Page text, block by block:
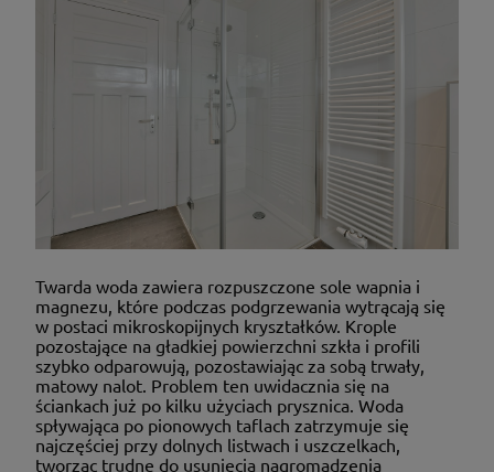
Twarda woda zawiera rozpuszczone sole wapnia i
magnezu, które podczas podgrzewania wytrącają się
w postaci mikroskopijnych kryształków. Krople
pozostające na gładkiej powierzchni szkła i profili
szybko odparowują, pozostawiając za sobą trwały,
matowy nalot. Problem ten uwidacznia się na
ściankach już po kilku użyciach prysznica. Woda
spływająca po pionowych taflach zatrzymuje się
najczęściej przy dolnych listwach i uszczelkach,
tworząc trudne do usunięcia nagromadzenia